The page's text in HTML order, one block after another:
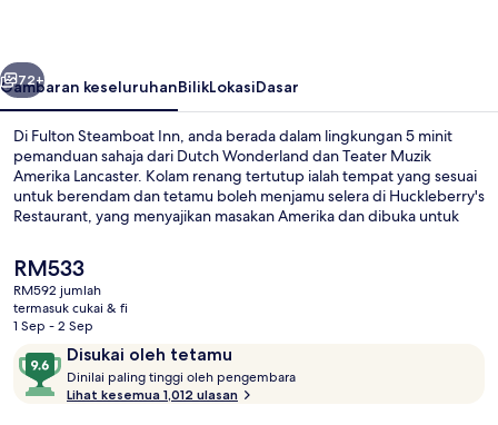
Seterusnya
72+
Gambaran keseluruhanBilikLokasiDasar
Di Fulton Steamboat Inn, anda berada dalam lingkungan 5 minit
pemanduan sahaja dari Dutch Wonderland dan Teater Muzik
Amerika Lancaster. Kolam renang tertutup ialah tempat yang sesuai
untuk berendam dan tetamu boleh menjamu selera di Huckleberry's
Restaurant, yang menyajikan masakan Amerika dan dibuka untuk
dan pusat kecergasan ditawarkan, dan kemudahan dalam bilik di
hotel zaman Victoria ini termasuk peti sejuk dan ketuhar gelombang
mikro. Pengembara lain memuji tentang kolam renang dan
kakitangan.
Harga
semasa
ialah
RM533
RM533
RM592 jumlah
termasuk cukai & fi
1 Sep - 2 Sep
Ulasan Disukai oleh tetamu
9.6
daripada
10,
Dinilai paling tinggi oleh pengembara
Lihat kesemua 1,012 ulasan